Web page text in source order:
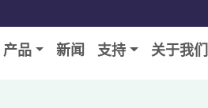
产品 新闻 支持 关于我们